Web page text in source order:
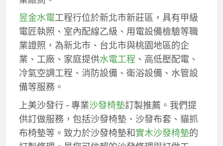
昱金水電工程行位於新北市新莊區，具有甲級
電匠執照、室內配線乙級、用電設備檢驗等職
業證照，為新北市、台北市與桃園地區的企
業、工廠、家庭提供水電工程 、高低壓配電、
冷氣空調工程、消防設備、衛浴設備、水管設
備等服務。
上美沙發行 – 專業沙發椅墊訂製推薦。我們提
供訂做服務，包括沙發椅墊、沙發布套、貓抓
布椅墊等。致力於沙發椅墊和實木沙發椅墊的